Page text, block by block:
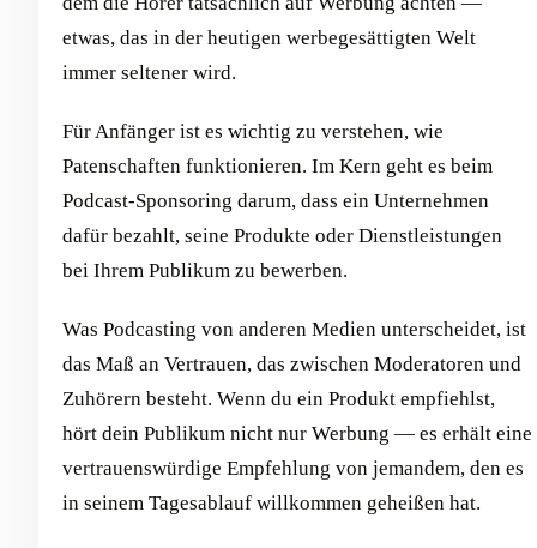
etwas, das in der heutigen werbegesättigten Welt
immer seltener wird.
Für Anfänger ist es wichtig zu verstehen, wie
Patenschaften funktionieren. Im Kern geht es beim
Podcast-Sponsoring darum, dass ein Unternehmen
dafür bezahlt, seine Produkte oder Dienstleistungen
bei Ihrem Publikum zu bewerben.
Was Podcasting von anderen Medien unterscheidet, ist
das Maß an Vertrauen, das zwischen Moderatoren und
Zuhörern besteht. Wenn du ein Produkt empfiehlst,
hört dein Publikum nicht nur Werbung — es erhält eine
vertrauenswürdige Empfehlung von jemandem, den es
in seinem Tagesablauf willkommen geheißen hat.